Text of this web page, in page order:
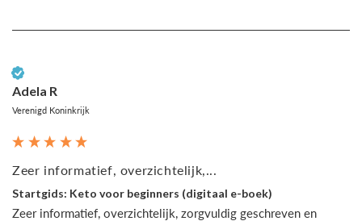
Adela R
Verenigd Koninkrijk
Zeer informatief, overzichtelijk,...
Startgids: Keto voor beginners (digitaal e-boek)
Zeer informatief, overzichtelijk, zorgvuldig geschreven en